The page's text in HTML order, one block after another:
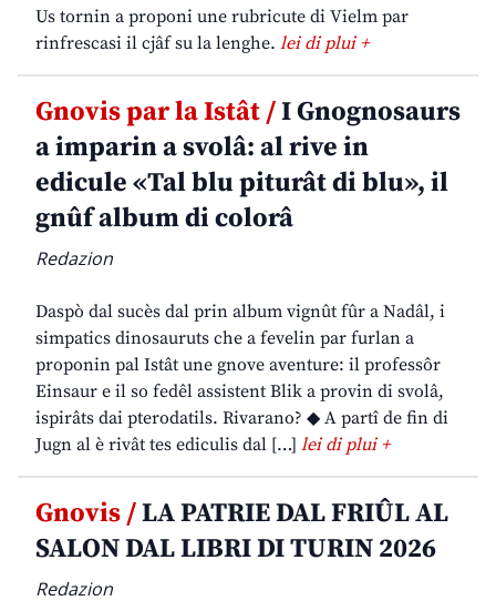
Us tornin a proponi une rubricute di Vielm par
rinfrescasi il cjâf su la lenghe. lei di plui +
Gnovis par la Istât /I Gnognosaurs
a imparin a svolâ: al rive in
edicule «Tal blu piturât di blu», il
gnûf album di colorâ
Redazion
Daspò dal sucès dal prin album vignût fûr a Nadâl, i
simpatics dinosauruts che a fevelin par furlan a
proponin pal Istât une gnove aventure: il professôr
Einsaur e il so fedêl assistent Blik a provin di svolâ,
ispirâts dai pterodatils. Rivarano? ◆ A partî de fin di
Jugn al è rivât tes ediculis dal […] lei di plui +
Gnovis /LA PATRIE DAL FRIÛL AL
SALON DAL LIBRI DI TURIN 2026
Redazion